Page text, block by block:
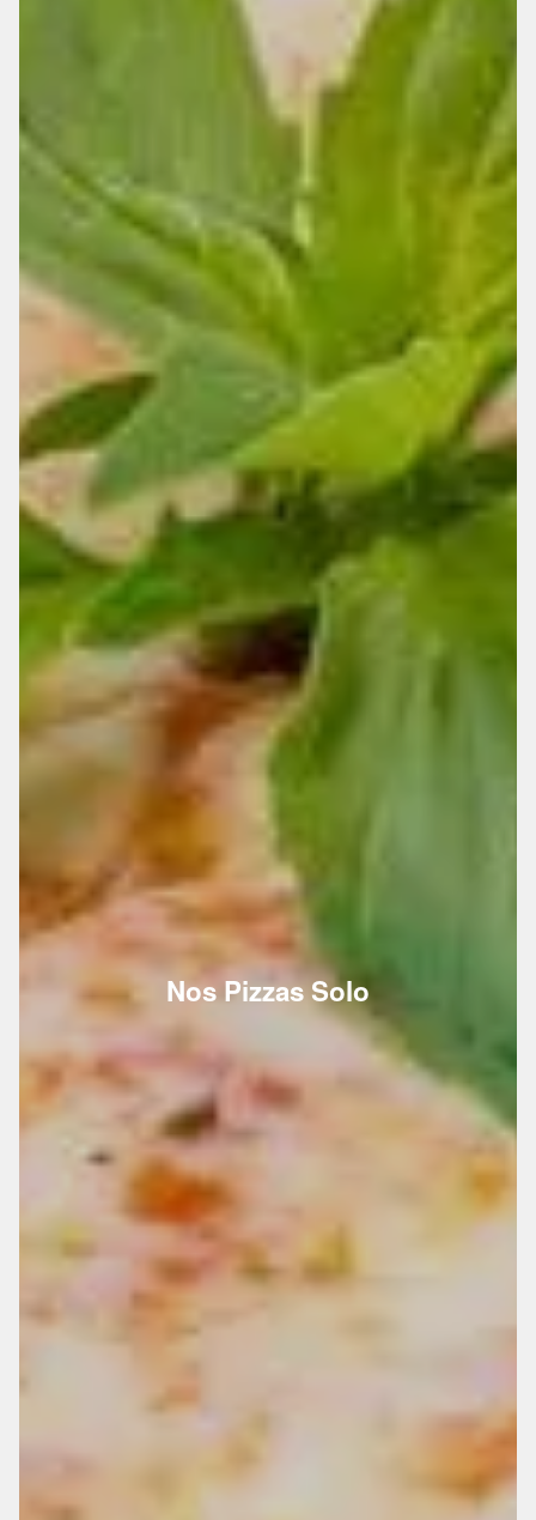
Nos Pizzas Solo